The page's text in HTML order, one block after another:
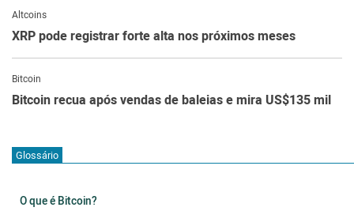
Altcoins
XRP pode registrar forte alta nos próximos meses
Bitcoin
Bitcoin recua após vendas de baleias e mira US$135 mil
Glossário
O que é Bitcoin?